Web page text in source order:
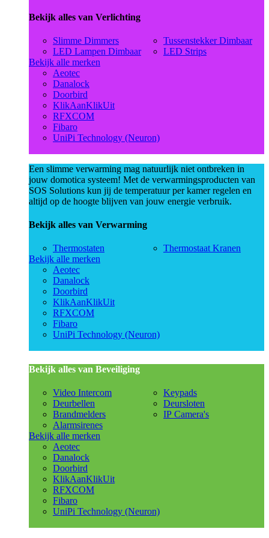
Bekijk alles van Verlichting
Slimme Dimmers
LED Lampen Dimbaar
Tussenstekker Dimbaar
LED Strips
Bekijk alle merken
Aeotec
Danalock
Doorbird
KlikAanKlikUit
RFXCOM
Fibaro
UniPi Technology (Neuron)
Een slimme verwarming mag natuurlijk niet ontbreken in
jouw domotica systeem! Met de verwarmingsproducten van
SOS Solutions kun jij de temperatuur per kamer regelen en
altijd op de hoogte blijven van jouw energie verbruik.
Bekijk alles van Verwarming
Thermostaten
Thermostaat Kranen
Bekijk alle merken
Aeotec
Danalock
Doorbird
KlikAanKlikUit
RFXCOM
Fibaro
UniPi Technology (Neuron)
Bekijk alles van Beveiliging
Video Intercom
Deurbellen
Brandmelders
Alarmsirenes
Keypads
Deursloten
IP Camera's
Bekijk alle merken
Aeotec
Danalock
Doorbird
KlikAanKlikUit
RFXCOM
Fibaro
UniPi Technology (Neuron)